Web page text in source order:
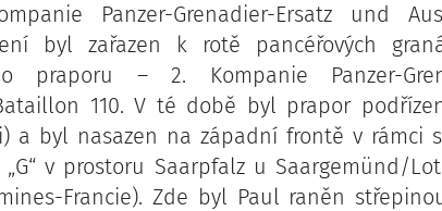
Panzer-Grenadier-Ersatz und
byl zařazen k rotě pancéřových
praporu – 2. Kompanie Panzer-
110. V té době byl prapor podřízen
a byl nasazen na západní frontě v rámci
„G“ v prostoru Saarpfalz u Saargemünd/
Francie). Zde byl Paul raněn